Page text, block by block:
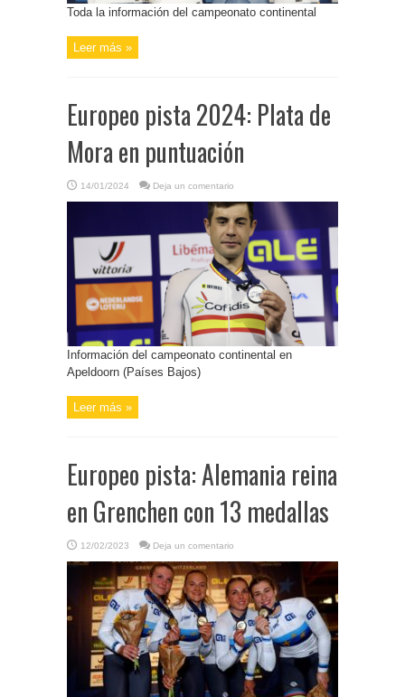
Toda la información del campeonato continental
Leer más »
Europeo pista 2024: Plata de
Mora en puntuación
14/01/2024 Deja un comentario
Información del campeonato continental en
Apeldoorn (Países Bajos)
Leer más »
Europeo pista: Alemania reina
en Grenchen con 13 medallas
12/02/2023 Deja un comentario